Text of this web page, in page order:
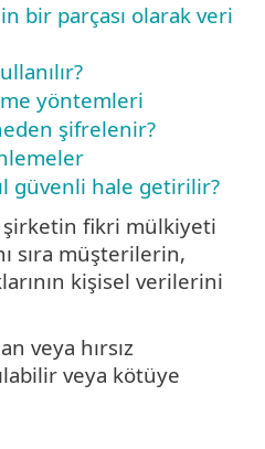
bir parçası olarak veri
yöntemleri
şifrelenir?
güvenli hale getirilir?
fikri mülkiyeti
sıra müşterilerin,
kişisel verilerini
veya hırsız
veya kötüye